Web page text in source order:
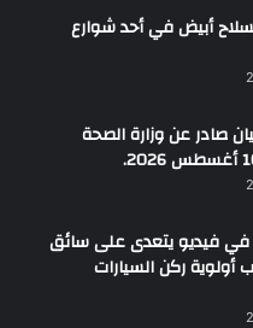
أبيض في أحد شوارع
صادر عن وزارة الصحة
فيديو يتعدى على سائق
ركن السيارات